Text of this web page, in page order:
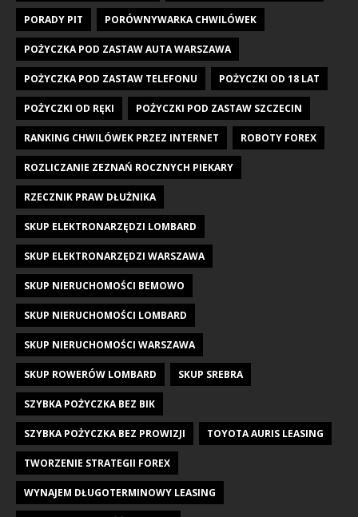
PORADY PIT PORÓWNYWARKA CHWILÓWEK
POŻYCZKA POD ZASTAW AUTA WARSZAWA
POŻYCZKA POD ZASTAW TELEFONU POŻYCZKI OD 18 LAT
POŻYCZKI OD RĘKI POŻYCZKI POD ZASTAW SZCZECIN
RANKING CHWILÓWEK PRZEZ INTERNET ROBOTY FOREX
ROZLICZANIE ZEZNAŃ ROCZNYCH PIEKARY
RZECZNIK PRAW DŁUŻNIKA
SKUP ELEKTRONARZĘDZI LOMBARD
SKUP ELEKTRONARZĘDZI WARSZAWA
SKUP NIERUCHOMOŚCI BEMOWO
SKUP NIERUCHOMOŚCI LOMBARD
SKUP NIERUCHOMOŚCI WARSZAWA
SKUP ROWERÓW LOMBARD SKUP SREBRA
SZYBKA POŻYCZKA BEZ BIK
SZYBKA POŻYCZKA BEZ PROWIZJI TOYOTA AURIS LEASING
TWORZENIE STRATEGII FOREX
WYNAJEM DŁUGOTERMINOWY LEASING